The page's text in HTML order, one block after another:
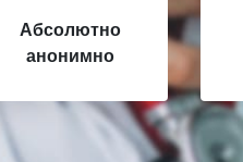
Абсолютно
анонимно